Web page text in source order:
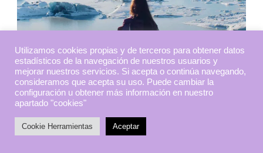
Utilizamos cookies propias y de terceros para obtener datos
estadísticos de la navegación de nuestros usuarios y
mejorar nuestros servicios. Si acepta o continúa navegando,
consideramos que acepta su uso. Puede cambiar la
configuración u obtener más información en nuestro
apartado "cookies"
Cookie Herramientas Aceptar